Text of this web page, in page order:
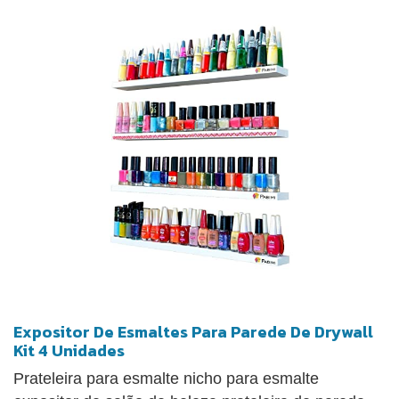
Expositor De Esmaltes Para Parede De Drywall
Kit 4 Unidades
Prateleira para esmalte nicho para esmalte